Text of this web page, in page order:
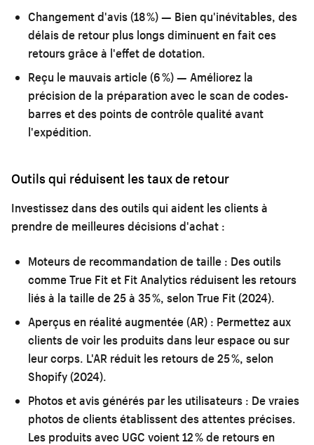
Changement d'avis (18 %)— Bien qu'inévitables, des
délais de retour plus longs diminuent en fait ces
retours grâce à l'effet de dotation.
Reçu le mauvais article (6 %)— Améliorez la
précision de la préparation avec le scan de codes-
barres et des points de contrôle qualité avant
l'expédition.
Outils qui réduisent les taux de retour
Investissez dans des outils qui aident les clients à
prendre de meilleures décisions d'achat :
Moteurs de recommandation de taille : Des outils
comme True Fit et Fit Analytics réduisent les retours
liés à la taille de 25 à 35 %, selon True Fit (2024).
Aperçus en réalité augmentée (AR) : Permettez aux
clients de voir les produits dans leur espace ou sur
leur corps. L'AR réduit les retours de 25 %, selon
Shopify (2024).
Photos et avis générés par les utilisateurs : De vraies
photos de clients établissent des attentes précises.
Les produits avec UGC voient 12 % de retours en